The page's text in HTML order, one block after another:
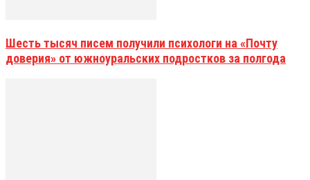
Шесть тысяч писем получили психологи на «Почту
доверия» от южноуральских подростков за полгода